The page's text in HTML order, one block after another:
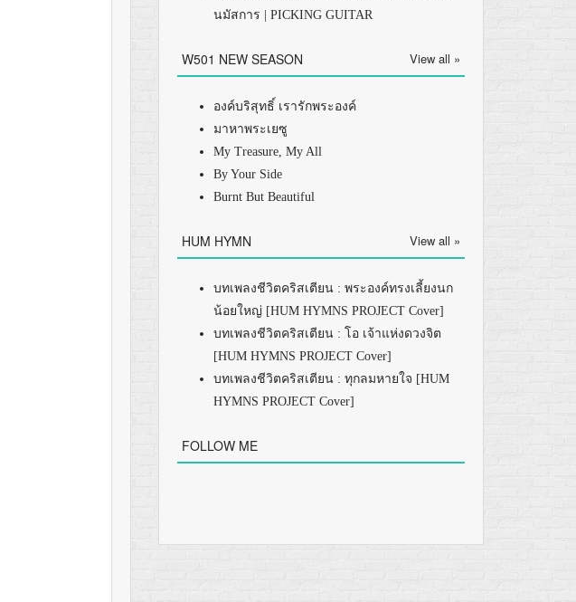
นมัสการ | PICKING GUITAR
W501 NEW SEASON View all »
องค์บริสุทธิ์ เรารักพระองค์
มาหาพระเยซู
My Treasure, My All
By Your Side
Burnt But Beautiful
HUM HYMN View all »
บทเพลงชีวิตคริสเตียน : พระองค์ทรงเลี้ยงนก
น้อยใหญ่ [HUM HYMNS PROJECT Cover]
บทเพลงชีวิตคริสเตียน : โอ เจ้าแห่งดวงจิต
[HUM HYMNS PROJECT Cover]
บทเพลงชีวิตคริสเตียน : ทุกลมหายใจ [HUM
HYMNS PROJECT Cover]
FOLLOW ME